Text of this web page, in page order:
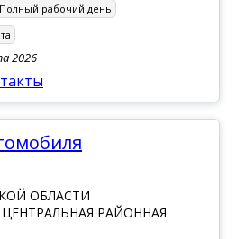
Полный рабочий день
2026
ОБЛАСТИ
РАЙОННАЯ